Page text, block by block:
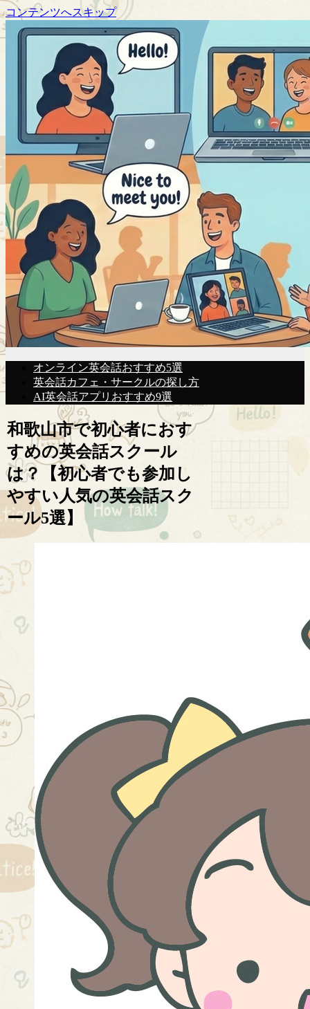
コンテンツへスキップ
オンライン英会話おすすめ5選
英会話カフェ・サークルの探し方
AI英会話アプリおすすめ9選
和歌山市で初心者におす
すめの英会話スクール
は？【初心者でも参加し
やすい人気の英会話スク
ール5選】